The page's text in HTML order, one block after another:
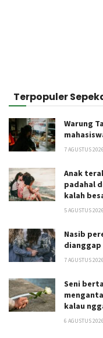
Terpopuler
Warung
7 AGUSTUS 2026
Anak
padahal
kalah
5 AGUSTUS 2026
Nasib
dianggap
7 AGUSTUS 2026
Seni
kalau
6 AGUSTUS 2026